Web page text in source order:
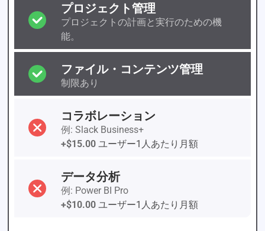
プロジェクト管理
プロジェクトの計画と実行のための機
能。
ファイル・コンテンツ管理
制限あり
コラボレーション
例: Slack Business+
+$15.00 ユーザー1人あたり月額
データ分析
例: Power BI Pro
+$10.00 ユーザー1人あたり月額